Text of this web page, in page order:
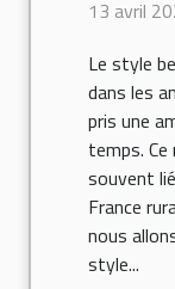
13 avril
Le style
dans les
pris une
temps.
souvent
France
nous
style...